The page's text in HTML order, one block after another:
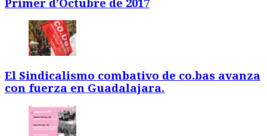
Primer d’Octubre de 2017
El Sindicalismo combativo de co.bas avanza
con fuerza en Guadalajara.